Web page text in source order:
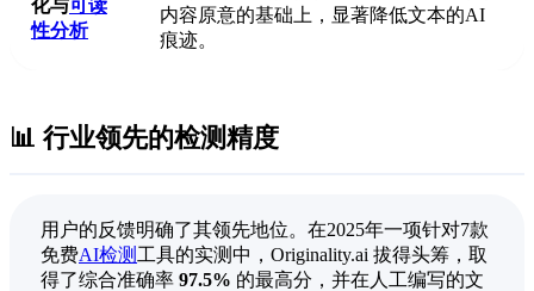
化与可读
性分析
内容原意的基础上，显著降低文本的AI
痕迹。
📊 行业领先的检测精度
用户的反馈明确了其领先地位。在2025年一项针对7款
免费AI检测 工具的实测中，Originality.ai 拔得头筹，取
得了综合准确率 97.5% 的最高分，并在人工编写的文